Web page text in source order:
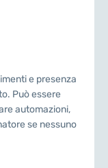
e presenza
Può essere
automazioni,
se nessuno